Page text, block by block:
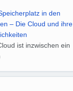
in den
– Die Cloud und ihre
ist inzwischen ein